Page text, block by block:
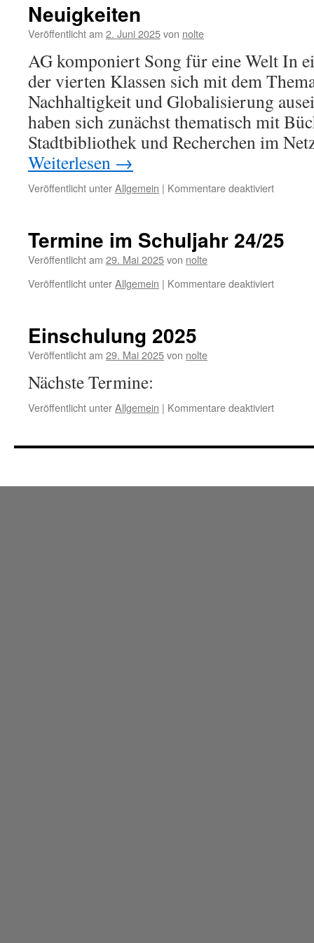
Neuigkeiten
Veröffentlicht am 2. Juni 2025von nolte
AG komponiert Song für eine Welt In
der vierten Klassen sich mit dem
Nachhaltigkeit und Globalisierung
haben sich zunächst thematisch mit
Stadtbibliothek und Recherchen im
Weiterlesen →
Veröffentlicht unterAllgemein | Kommentare deaktiviertfür
Termine im Schuljahr 24/25
Veröffentlicht am 29. Mai 2025von nolte
Veröffentlicht unterAllgemein | Kommentare deaktiviertfür
Einschulung 2025
Veröffentlicht am 29. Mai 2025von nolte
Nächste Termine:
Veröffentlicht unterAllgemein | Kommentare deaktiviertfür